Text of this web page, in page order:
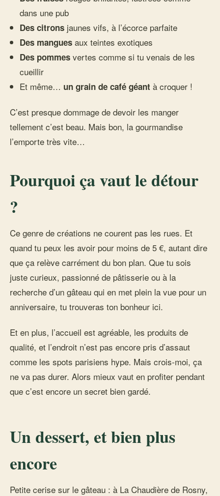
dans une pub
Des citrons jaunes vifs, à l’écorce parfaite
Des mangues aux teintes exotiques
Des pommes vertes comme si tu venais de les
cueillir
Et même… un grain de café géant à croquer !
C’est presque dommage de devoir les manger
tellement c’est beau. Mais bon, la gourmandise
l’emporte très vite…
Pourquoi ça vaut le détour
?
Ce genre de créations ne courent pas les rues. Et
quand tu peux les avoir pour moins de 5 €, autant dire
que ça relève carrément du bon plan. Que tu sois
juste curieux, passionné de pâtisserie ou à la
recherche d’un gâteau qui en met plein la vue pour un
anniversaire, tu trouveras ton bonheur ici.
Et en plus, l’accueil est agréable, les produits de
qualité, et l’endroit n’est pas encore pris d’assaut
comme les spots parisiens hype. Mais crois-moi, ça
ne va pas durer. Alors mieux vaut en profiter pendant
que c’est encore un secret bien gardé.
Un dessert, et bien plus
encore
Petite cerise sur le gâteau : à La Chaudière de Rosny,